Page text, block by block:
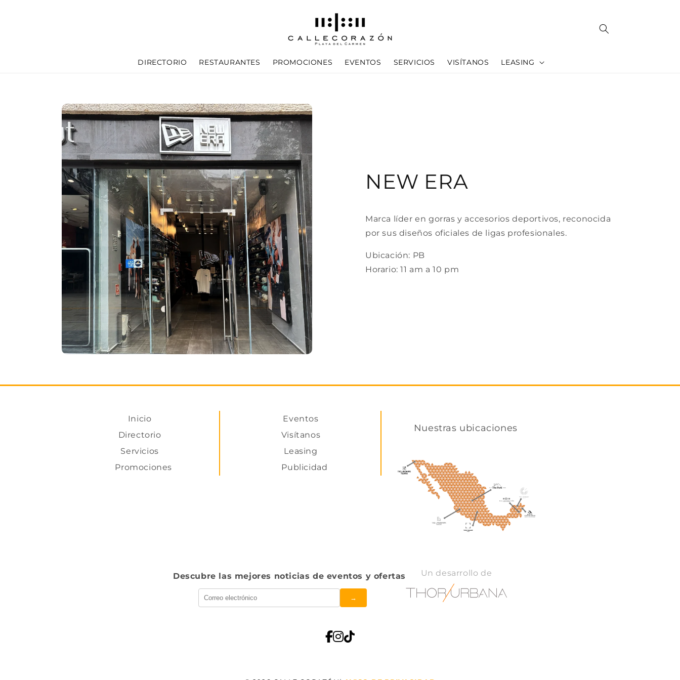
DIRECTORIO RESTAURANTES PROMOCIONES EVENTOS SERVICIOS VISÍTANOS LEASING
NEW ERA
Marca líder en gorras y accesorios deportivos, reconocida
por sus diseños oficiales de ligas profesionales.
Ubicación: PB
Horario: 11 am a 10 pm
Inicio
Directorio
Servicios
Promociones
Eventos
Visítanos
Leasing
Publicidad
Nuestras ubicaciones
Descubre las mejores noticias de eventos y ofertas
→
Un desarrollo de